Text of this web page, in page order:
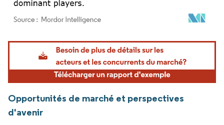
Image © Mordor Intelligence. La réutilisation nécessite une attribution sous CC BY
Opportunités de marché et perspectives
d'avenir